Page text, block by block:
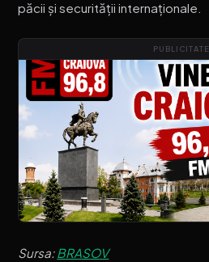
păcii și securității internaționale.
PUBLICITATE
Sursa:BRASOV